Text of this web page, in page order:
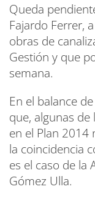
Queda
Fajardo Ferrer,
obras de
Gestión y que
semana.
En el balance
que, algunas
en el Plan 2014
la coincidencia
es el caso de la
Gómez Ulla.